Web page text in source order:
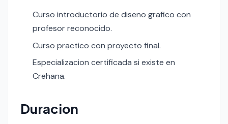
Curso introductorio de diseno grafico con
profesor reconocido.
Curso practico con proyecto final.
Especializacion certificada si existe en
Crehana.
Duracion